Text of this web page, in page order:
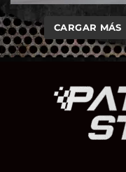
CARGAR MÁS